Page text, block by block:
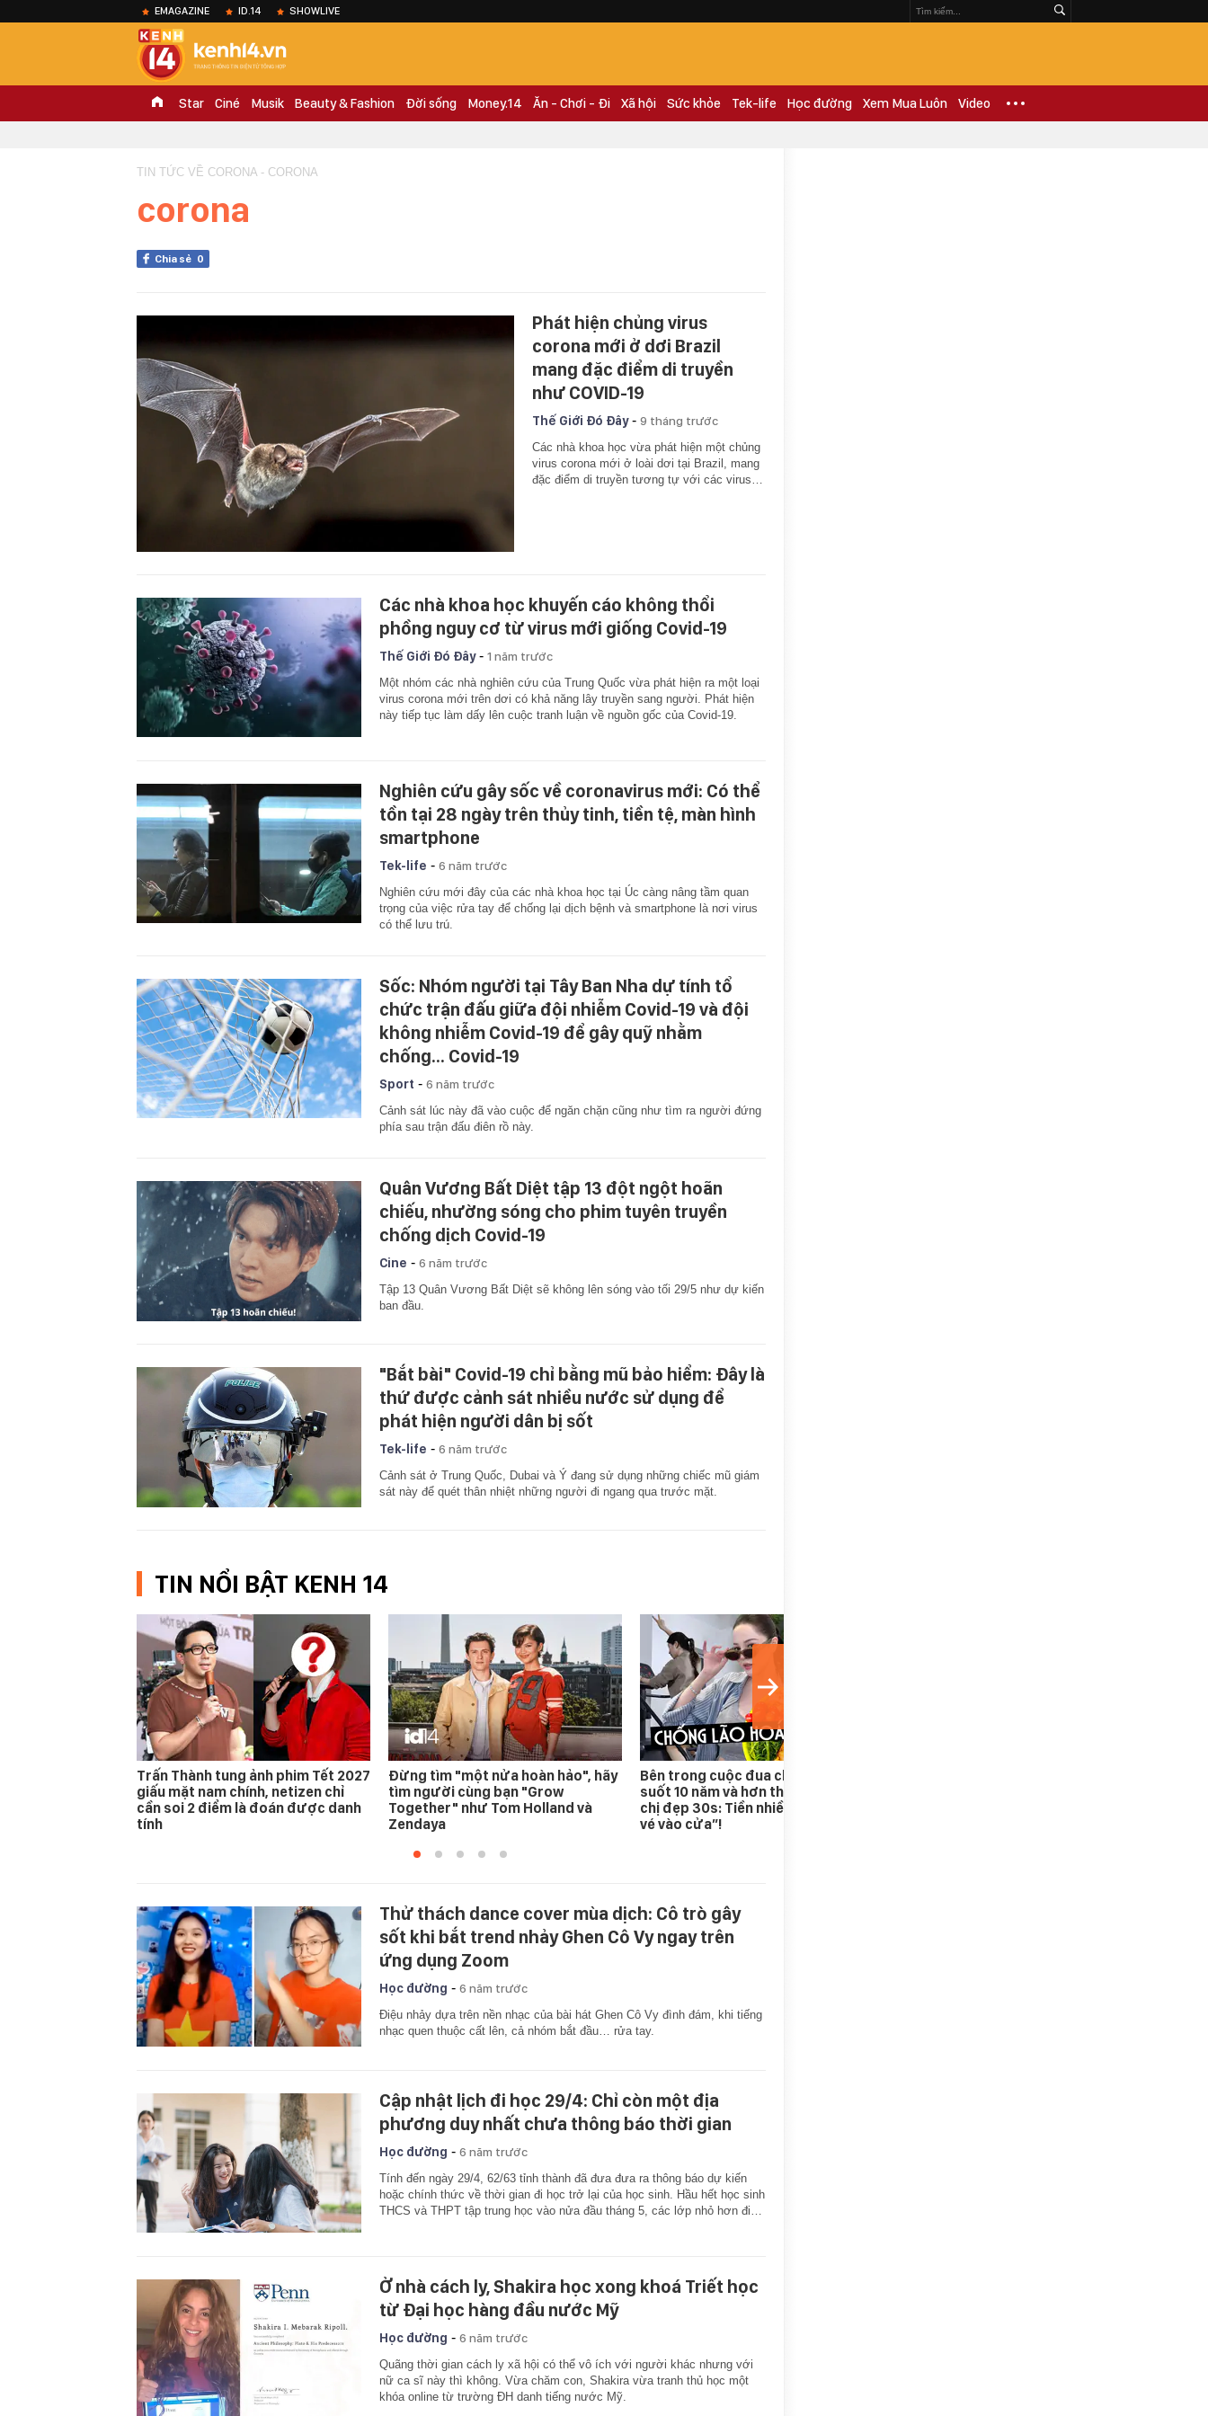
EMAGAZINE ID.14 SHOWLIVE
Star Ciné Musik Beauty & Fashion Đời sống Money.14 Ăn - Chơi - Đi Xã hội Sức khỏe Tek-life Học đường Xem Mua Luôn Video
TIN TỨC VỀ CORONA - CORONA
corona
Chia sẻ 0
Phát hiện chủng virus
corona mới ở dơi Brazil
mang đặc điểm di truyền
như COVID-19
Thế Giới Đó Đây- 9 tháng trước
Các nhà khoa học vừa phát hiện một chủng
virus corona mới ở loài dơi tại Brazil, mang
đặc điểm di truyền tương tự với các virus…
Các nhà khoa học khuyến cáo không thổi
phồng nguy cơ từ virus mới giống Covid-19
Thế Giới Đó Đây- 1 năm trước
Một nhóm các nhà nghiên cứu của Trung Quốc vừa phát hiện ra một loại
virus corona mới trên dơi có khả năng lây truyền sang người. Phát hiện
này tiếp tục làm dấy lên cuộc tranh luận về nguồn gốc của Covid-19.
Nghiên cứu gây sốc về coronavirus mới: Có thể
tồn tại 28 ngày trên thủy tinh, tiền tệ, màn hình
smartphone
Tek-life - 6 năm trước
Nghiên cứu mới đây của các nhà khoa học tại Úc càng nâng tầm quan
trọng của việc rửa tay để chống lại dịch bệnh và smartphone là nơi virus
có thể lưu trú.
Sốc: Nhóm người tại Tây Ban Nha dự tính tổ
chức trận đấu giữa đội nhiễm Covid-19 và đội
không nhiễm Covid-19 để gây quỹ nhằm
chống... Covid-19
Sport - 6 năm trước
Cảnh sát lúc này đã vào cuộc để ngăn chặn cũng như tìm ra người đứng
phía sau trận đấu điên rồ này.
Quân Vương Bất Diệt tập 13 đột ngột hoãn
chiếu, nhường sóng cho phim tuyên truyền
chống dịch Covid-19
Cine - 6 năm trước
Tập 13 Quân Vương Bất Diệt sẽ không lên sóng vào tối 29/5 như dự kiến
ban đầu.
"Bắt bài" Covid-19 chỉ bằng mũ bảo hiểm: Đây là
thứ được cảnh sát nhiều nước sử dụng để
phát hiện người dân bị sốt
Tek-life - 6 năm trước
Cảnh sát ở Trung Quốc, Dubai và Ý đang sử dụng những chiếc mũ giám
sát này để quét thân nhiệt những người đi ngang qua trước mặt.
TIN NỔI BẬT KENH 14
Trấn Thành tung ảnh phim Tết 2027
giấu mặt nam chính, netizen chỉ
cần soi 2 điểm là đoán được danh
tính
Đừng tìm "một nửa hoàn hảo", hãy
tìm người cùng bạn "Grow
Together" như Tom Holland và
Zendaya
Bên trong cuộc đua chống lão hoá
suốt 10 năm và hơn thế nữa của hội
chị đẹp 30s: Tiền nhiều chỉ là “tấm
vé vào cửa”!
Thử thách dance cover mùa dịch: Cô trò gây
sốt khi bắt trend nhảy Ghen Cô Vy ngay trên
ứng dụng Zoom
Học đường - 6 năm trước
Điệu nhảy dựa trên nền nhạc của bài hát Ghen Cô Vy đình đám, khi tiếng
nhạc quen thuộc cất lên, cả nhóm bắt đầu… rửa tay.
Cập nhật lịch đi học 29/4: Chỉ còn một địa
phương duy nhất chưa thông báo thời gian
Học đường - 6 năm trước
Tính đến ngày 29/4, 62/63 tỉnh thành đã đưa đưa ra thông báo dự kiến
hoặc chính thức về thời gian đi học trở lại của học sinh. Hầu hết học sinh
THCS và THPT tập trung học vào nửa đầu tháng 5, các lớp nhỏ hơn đi…
Ở nhà cách ly, Shakira học xong khoá Triết học
từ Đại học hàng đầu nước Mỹ
Học đường - 6 năm trước
Quãng thời gian cách ly xã hội có thể vô ích với người khác nhưng với
nữ ca sĩ này thì không. Vừa chăm con, Shakira vừa tranh thủ học một
khóa online từ trường ĐH danh tiếng nước Mỹ.